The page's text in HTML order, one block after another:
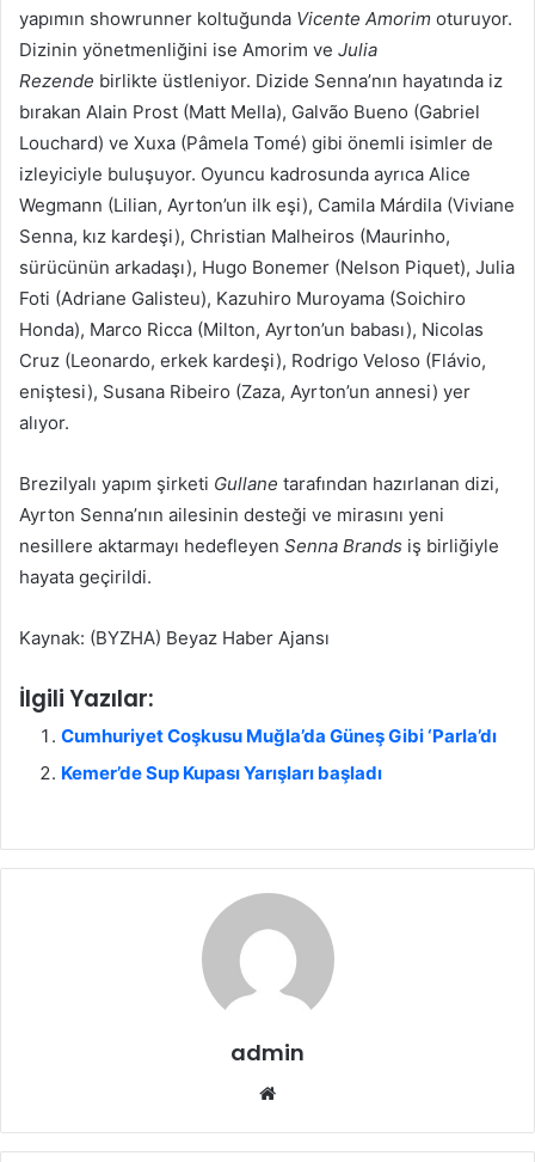
yapımın showrunner koltuğunda Vicente Amorim oturuyor.
Dizinin yönetmenliğini ise Amorim ve Julia
Rezende birlikte üstleniyor. Dizide Senna’nın hayatında iz
bırakan Alain Prost (Matt Mella), Galvão Bueno (Gabriel
Louchard) ve Xuxa (Pâmela Tomé) gibi önemli isimler de
izleyiciyle buluşuyor. Oyuncu kadrosunda ayrıca Alice
Wegmann (Lilian, Ayrton’un ilk eşi), Camila Márdila (Viviane
Senna, kız kardeşi), Christian Malheiros (Maurinho,
sürücünün arkadaşı), Hugo Bonemer (Nelson Piquet), Julia
Foti (Adriane Galisteu), Kazuhiro Muroyama (Soichiro
Honda), Marco Ricca (Milton, Ayrton’un babası), Nicolas
Cruz (Leonardo, erkek kardeşi), Rodrigo Veloso (Flávio,
eniştesi), Susana Ribeiro (Zaza, Ayrton’un annesi) yer
alıyor.
Brezilyalı yapım şirketi Gullane tarafından hazırlanan dizi,
Ayrton Senna’nın ailesinin desteği ve mirasını yeni
nesillere aktarmayı hedefleyen Senna Brands iş birliğiyle
hayata geçirildi.
Kaynak: (BYZHA) Beyaz Haber Ajansı
İlgili Yazılar:
Cumhuriyet Coşkusu Muğla’da Güneş Gibi ‘Parla’dı
Kemer’de Sup Kupası Yarışları başladı
admin
sit